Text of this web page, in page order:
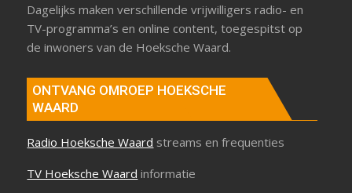
Dagelijks maken verschillende vrijwilligers radio- en
TV-programma’s en online content, toegespitst op
de inwoners van de Hoeksche Waard.
ONTVANG OMROEP HOEKSCHE
WAARD
Radio Hoeksche Waard streams en frequenties
TV Hoeksche Waard informatie